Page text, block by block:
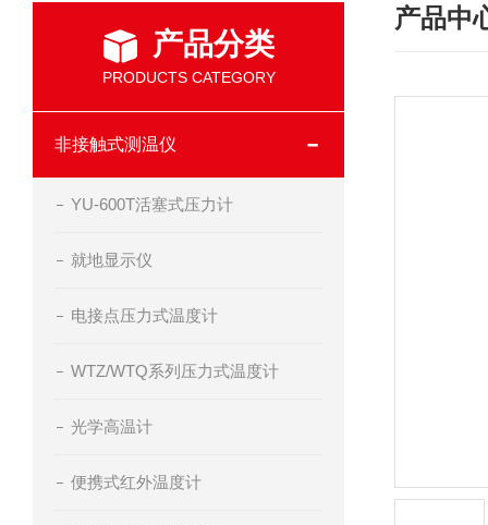
产品分类
PRODUCTS CATEGORY
非接触式测温仪
YU-600T活塞式压力计
就地显示仪
电接点压力式温度计
WTZ/WTQ系列压力式温度计
光学高温计
便携式红外温度计
产品中